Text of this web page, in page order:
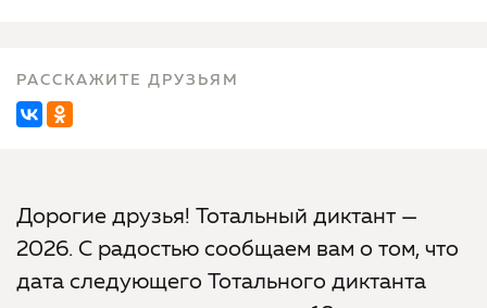
РАССКАЖИТЕ ДРУЗЬЯМ
Дорогие друзья! Тотальный диктант —
2026. С радостью сообщаем вам о том, что
дата следующего Тотального диктанта